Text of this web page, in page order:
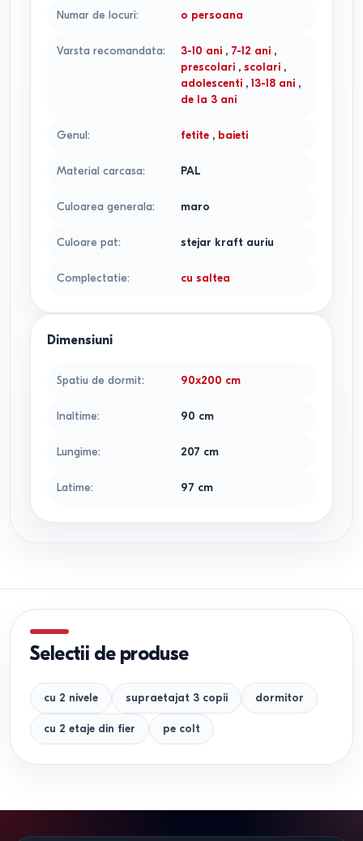
Numar de locuri: o persoana
Varsta recomandata: 3-10 ani , 7-12 ani ,
prescolari , scolari ,
adolescenti , 13-18 ani ,
de la 3 ani
Genul: fetite , baieti
Material carcasa: PAL
Culoarea generala: maro
Culoare pat: stejar kraft auriu
Complectatie: cu saltea
Dimensiuni
Spatiu de dormit: 90x200 cm
Inaltime: 90 cm
Lungime: 207 cm
Latime: 97 cm
Selectii de produse
cu 2 nivele supraetajat 3 copii dormitor
cu 2 etaje din fier pe colt